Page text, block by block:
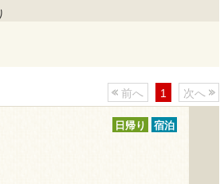
前へ 1 次へ
日帰り 宿泊